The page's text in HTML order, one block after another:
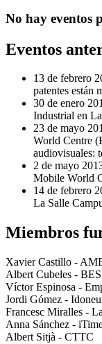
No hay eventos
Eventos
13 de febrero
patentes están
30 de enero
Industrial en
23 de mayo
World Centre
audiovisuales:
2 de mayo
Mobile World
14 de febrero
La Salle
Miembros
Xavier Castillo -
Albert Cubeles -
Víctor Espinosa -
Jordi Gómez -
Francesc Miralles -
Anna Sánchez -
Albert Sitjà - CTTC